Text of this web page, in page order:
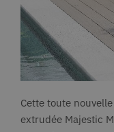
Cette toute
extrudée Majestic